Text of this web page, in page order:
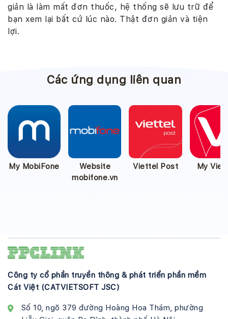
giản là làm mất đơn thuốc, hệ thống sẽ lưu trữ để
bạn xem lại bất cứ lúc nào. Thật đơn giản và tiện
lợi.
Các ứng dụng liên quan
My MobiFone
Website
mobifone.vn
Viettel Post My
Công ty cổ phần truyền thông & phát triển phần mềm
Cát Việt (CATVIETSOFT JSC)
Số 10, ngõ 379 đường Hoàng Hoa Thám, phường